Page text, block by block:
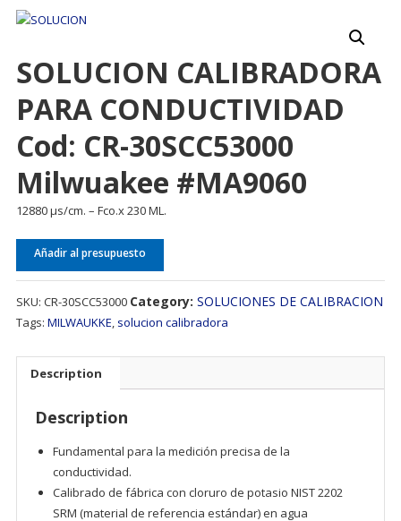
SOLUCION CALIBRADORA
PARA CONDUCTIVIDAD
Cod: CR-30SCC53000
Milwuakee #MA9060
12880 µs/cm. – Fco.x 230 ML.
Añadir al presupuesto
SKU: CR-30SCC53000 Category: SOLUCIONES DE CALIBRACION
Tags: MILWAUKKE, solucion calibradora
Description
Description
Fundamental para la medición precisa de la
conductividad.
Calibrado de fábrica con cloruro de potasio NIST 2202
SRM (material de referencia estándar) en agua